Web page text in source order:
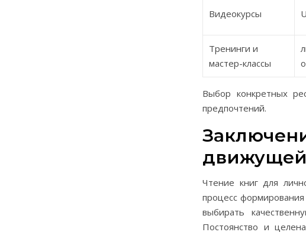
Видеокурсы
Тренинги и
мастер-классы
Выбор конкретных
предпочтений.
движущей
Чтение книг для
процесс
выбирать
Постоянство и